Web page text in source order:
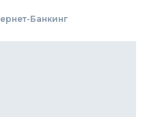
Банкинг